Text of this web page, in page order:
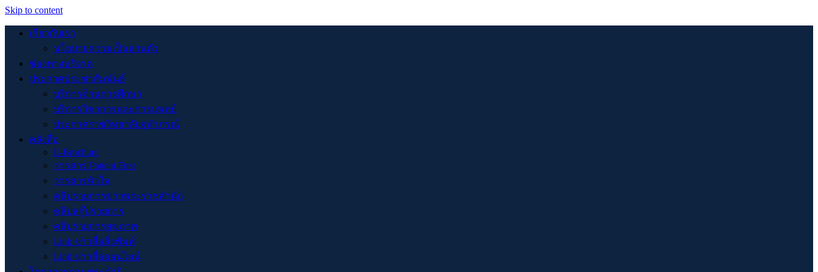
Skip to content
เกี่ยวกับเรา
นโยบายความเป็นส่วนตัว
ช่องทางบริจาค
ประกาศประชาสัมพันธ์
บริการด้านการศึกษา
บริการวิชาการและการแพทย์
ประกาศราชวิทยาลัยจุฬาภรณ์
คลังสื่อ
E-Brochure
วารสาร Patient First
วารสารหัวใจ
คลิปรายการข่าวพระราชสำนัก
คลิปสกู๊ปรายการ
คลิปรายการสุขภาพ
Link ข่าวสื่อสิ่งพิมพ์
Link ข่าวสื่อออนไลน์